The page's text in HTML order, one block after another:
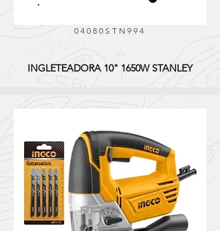
04080STN994
INGLETEADORA 10" 1650W STANLEY